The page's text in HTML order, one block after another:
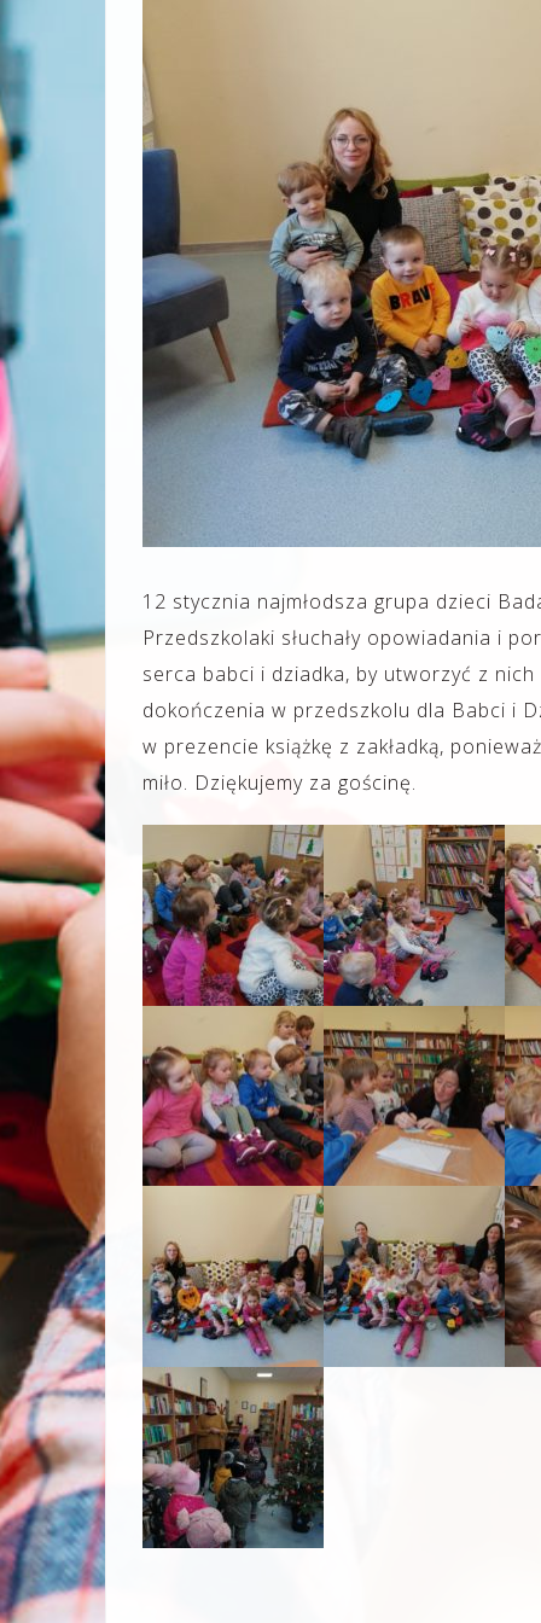
12 stycznia najmłodsza grupa dzieci
Przedszkolaki słuchały opowiadania i
serca babci i dziadka, by utworzyć z nich
dokończenia w przedszkolu dla Babci i
w prezencie książkę z zakładką,
miło. Dziękujemy za gościnę.